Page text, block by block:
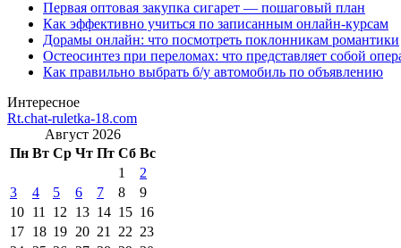
Первая оптовая закупка сигарет — пошаговый план
Как эффективно учиться по записанным онлайн-курсам
Дорамы онлайн: что посмотреть поклонникам романтики
Остеосинтез при переломах: что представляет собой
Как правильно выбрать б/у автомобиль по объявлению
Интересное
Rt.chat-ruletka-18.com
Август 2026
Пн Вт Ср Чт Пт Сб Вс
1
2
3
4 5 6 7 8
9
10 11 12 13 14 15 16
17 18 19 20 21 22 23